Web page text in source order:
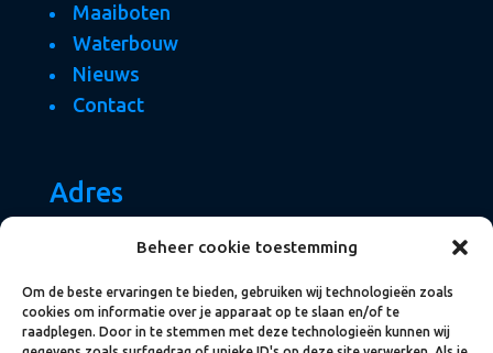
Beheer cookie toestemming
Om de beste ervaringen te bieden, gebruiken wij technologieën zoals
cookies om informatie over je apparaat op te slaan en/of te
raadplegen. Door in te stemmen met deze technologieën kunnen wij
Maaiboten
Waterbouw
Nieuws
Contact
Adres
8243 PT Lelystad
T0342 – 45 25 68
Einfo@fernhout.com